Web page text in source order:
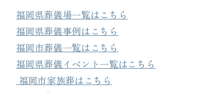
福岡県葬儀場一覧はこちら
福岡県葬儀事例はこちら
福岡市葬儀一覧はこちら
福岡県葬儀イベント一覧はこちら
福岡市家族葬はこちら